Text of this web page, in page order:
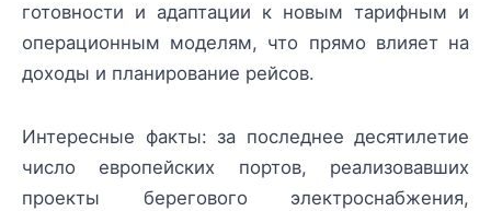
готовности и адаптации к новым тарифным и
операционным моделям, что прямо влияет на
доходы и планирование рейсов.
Интересные факты: за последнее десятилетие
число европейских портов, реализовавших
проекты берегового электроснабжения,